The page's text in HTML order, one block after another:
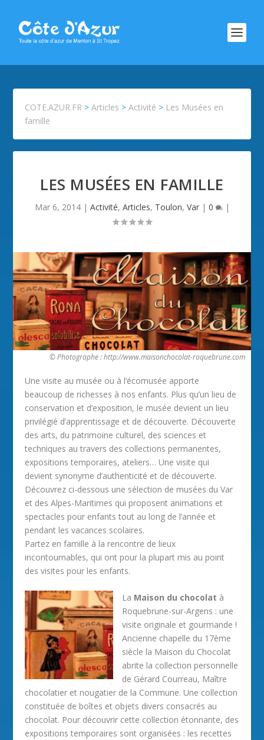
COTE.AZUR.FR >Articles >Activité > Les Musées en
famille
LES MUSÉES EN FAMILLE
Mar 6, 2014| Activité, Articles, Toulon, Var| 0 |
© Photographe : http://www.maisonchocolat-roquebrune.com
Une visite au musée ou à l’écomusée apporte
beaucoup de richesses à nos enfants. Plus qu’un lieu de
conservation et d’exposition, le musée devient un lieu
privilégié d’apprentissage et de découverte. Découverte
des arts, du patrimoine culturel, des sciences et
techniques au travers des collections permanentes,
expositions temporaires, ateliers… Une visite qui
devient synonyme d’authenticité et de découverte.
Découvrez ci-dessous une sélection de musées du Var
et des Alpes-Maritimes qui proposent animations et
spectacles pour enfants tout au long de l’année et
pendant les vacances scolaires.
Partez en famille à la rencontre de lieux
incontournables, qui ont pour la plupart mis au point
des visites pour les enfants.
La Maison du chocolat à
Roquebrune-sur-Argens : une
visite originale et gourmande !
Ancienne chapelle du 17ème
siècle la Maison du Chocolat
abrite la collection personnelle
de Gérard Courreau, Maître
chocolatier et nougatier de la Commune. Une collection
constituée de boîtes et objets divers consacrés au
chocolat. Pour découvrir cette collection étonnante, des
expositions temporaires sont organisées : les recettes